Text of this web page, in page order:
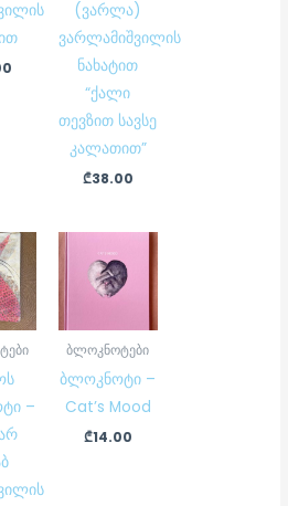
(ვარლა)
ვარლამიშვილის
ნახატით
“ქალი
თევზით სავსე
კალათით”
₾38.00
–
ბლოკნოტები
ბლოკნოტი –
Cat’s Mood
₾14.00